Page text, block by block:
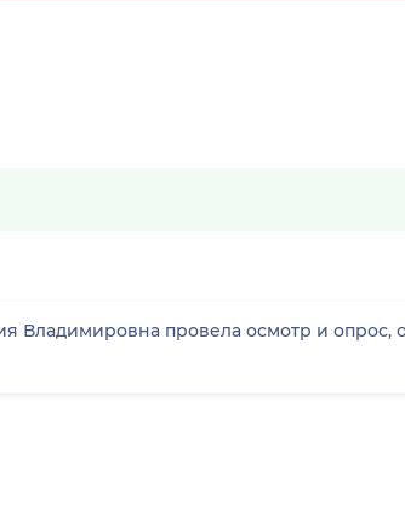
Владимировна провела осмотр и опрос,